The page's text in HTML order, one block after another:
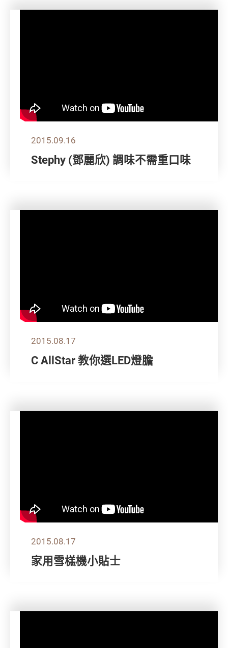
2015.09.16
Stephy (鄧麗欣) 調味不需重口味
2015.08.17
C AllStar 教你選LED燈膽
2015.08.17
家用雪榚機小貼士